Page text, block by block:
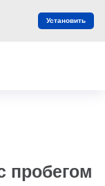
пробегом
Установить